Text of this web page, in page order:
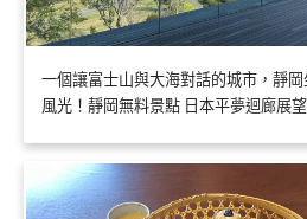
一個讓富士山與大海對話的城市，靜
風光！靜岡無料景點 日本平夢迴廊展